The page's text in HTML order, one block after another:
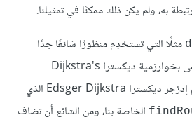
به، ولم يكن ذلك ممكنًا في تمثيلنا.
مثلًا التي تستخدِم منظورًا شائعًا جدًا
لإيجاد المسارات والذي يُسمى بخوارزمية ديكسترا Dijkstra's
algorithm، إذ سُمي باسم إدزجر ديكسترا Edsger Dijkstra الذي
الخاصة بنا، ومن الشائع أن تضاف